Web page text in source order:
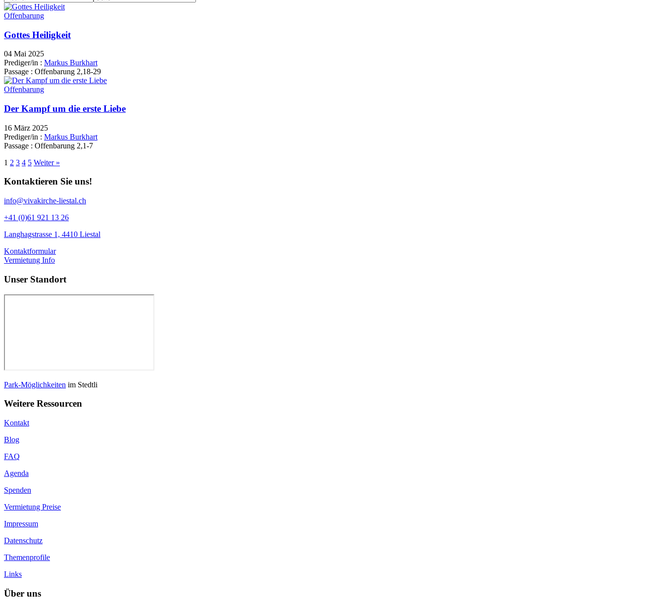
Offenbarung
Gottes Heiligkeit
04 Mai 2025
Prediger/in : Markus Burkhart
Passage : Offenbarung 2,18-29
Offenbarung
Der Kampf um die erste Liebe
16 März 2025
Prediger/in : Markus Burkhart
Passage : Offenbarung 2,1-7
1 2 3 4 5 Weiter »
Kontaktieren Sie uns!
info@vivakirche-liestal.ch
+41 (0)61 921 13 26
Langhagstrasse 1, 4410 Liestal
Kontaktformular
Vermietung Info
Unser Standort
Park-Möglichkeiten im Stedtli
Weitere Ressourcen
Kontakt
Blog
FAQ
Agenda
Spenden
Vermietung Preise
Impressum
Datenschutz
Themenprofile
Links
Über uns